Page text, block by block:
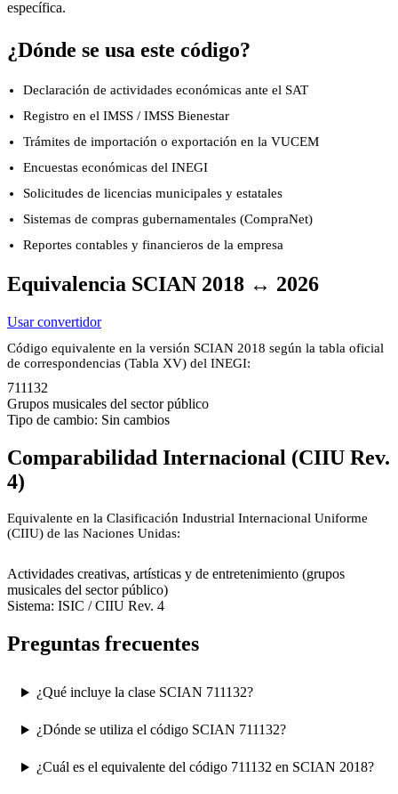
específica.
¿Dónde se usa este código?
Declaración de actividades económicas ante el SAT
Registro en el IMSS / IMSS Bienestar
Trámites de importación o exportación en la VUCEM
Encuestas económicas del INEGI
Solicitudes de licencias municipales y estatales
Sistemas de compras gubernamentales (CompraNet)
Reportes contables y financieros de la empresa
Equivalencia SCIAN 2018 ↔ 2026
Usar convertidor
Código equivalente en la versión SCIAN 2018 según la tabla oficial
de correspondencias (Tabla XV) del INEGI:
711132
Grupos musicales del sector público
Tipo de cambio: Sin cambios
Comparabilidad Internacional (CIIU Rev.
4)
Equivalente en la Clasificación Industrial Internacional Uniforme
(CIIU) de las Naciones Unidas:
Actividades creativas, artísticas y de entretenimiento (grupos
musicales del sector público)
Sistema: ISIC / CIIU Rev. 4
Preguntas frecuentes
¿Qué incluye la clase SCIAN 711132?
¿Dónde se utiliza el código SCIAN 711132?
¿Cuál es el equivalente del código 711132 en SCIAN 2018?